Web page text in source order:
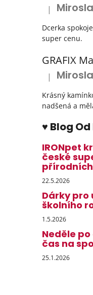
Hodnocení
|
Dcerka
super cenu.
Hodnocení
|
Krásný
nadšená a
♥ Blog Od
IRONpet
české
22.5.2026
Dárky pro
školního
1.5.2026
Neděle
čas na
25.1.2026